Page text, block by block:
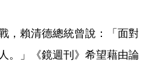
，賴清德總統曾說：「面對
。」《鏡週刊》希望藉由論